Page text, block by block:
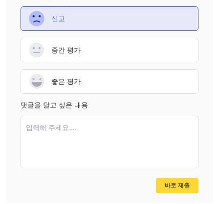
신고
중간 평가
좋은 평가
댓글을 달고 싶은 내용
입력해 주세요....
바로 제출